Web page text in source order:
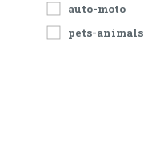
auto-moto
pets-animals